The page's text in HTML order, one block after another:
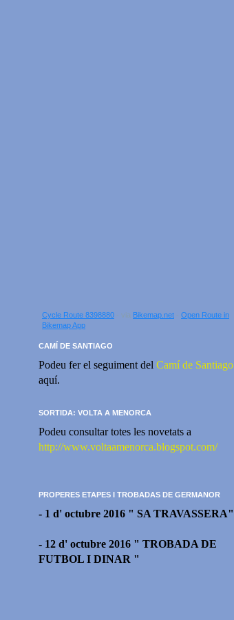
Cycle Route 8398880 - via Bikemap.net - Open Route in
Bikemap App
CAMÍ DE SANTIAGO
Podeu fer el seguiment del Camí de Santiago
aquí.
SORTIDA: VOLTA A MENORCA
Podeu consultar totes les novetats a
http://www.voltaamenorca.blogspot.com/
PROPERES ETAPES I TROBADAS DE GERMANOR
- 1 d' octubre 2016 " SA TRAVASSERA"
- 12 d' octubre 2016 " TROBADA DE
FUTBOL I DINAR "